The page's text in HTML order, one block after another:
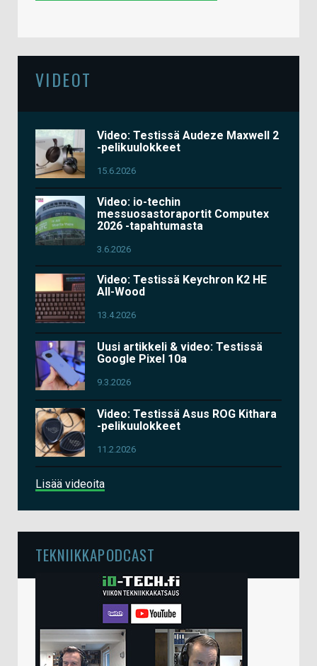
VIDEOT
Video: Testissä Audeze Maxwell 2
-pelikuulokkeet
15.6.2026
Video: io-techin
messuosastoraportit Computex
2026 -tapahtumasta
3.6.2026
Video: Testissä Keychron K2 HE
All-Wood
13.4.2026
Uusi artikkeli & video: Testissä
Google Pixel 10a
9.3.2026
Video: Testissä Asus ROG Kithara
-pelikuulokkeet
11.2.2026
Lisää videoita
TEKNIIKKAPODCAST